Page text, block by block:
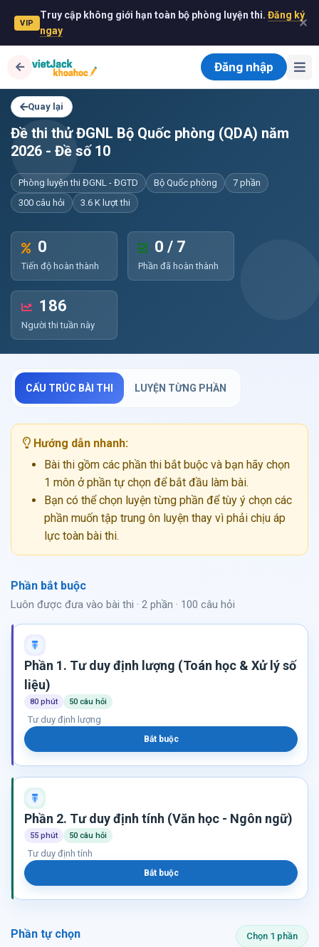
VIP
Truy cập không giới hạn toàn bộ phòng luyện thi. Đăng ký
ngay
✕
Đăng nhập
Quay lại
Đề thi thử ĐGNL Bộ Quốc phòng (QDA) năm
2026 - Đề số 10
Phòng luyện thi ĐGNL - ĐGTD Bộ Quốc phòng
7 phần
300 câu hỏi
3.6 K lượt thi
0
Tiến độ hoàn thành
0 / 7
Phần đã hoàn thành
186
Người thi tuần này
CẤU TRÚC BÀI THI LUYỆN TỪNG PHẦN
Hướng dẫn nhanh:
Bài thi gồm các phần thi bắt buộc và bạn hãy chọn
1 môn ở phần tự chọn để bắt đầu làm bài.
Bạn có thể chọn luyện từng phần để tùy ý chọn các
phần muốn tập trung ôn luyện thay vì phải chịu áp
lực toàn bài thi.
Phần bắt buộc
Luôn được đưa vào bài thi · 2 phần · 100 câu hỏi
Phần 1. Tư duy định lượng (Toán học & Xử lý số
liệu)
80 phút 50 câu hỏi
Tư duy định lượng
Bắt buộc
Phần 2. Tư duy định tính (Văn học - Ngôn ngữ)
55 phút 50 câu hỏi
Tư duy định tính
Bắt buộc
Phần tự chọn Chọn 1 phần